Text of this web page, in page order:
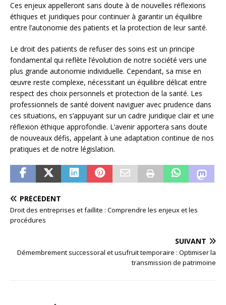
Ces enjeux appelleront sans doute à de nouvelles réflexions
éthiques et juridiques pour continuer à garantir un équilibre
entre l’autonomie des patients et la protection de leur santé.
Le droit des patients de refuser des soins est un principe
fondamental qui reflète l’évolution de notre société vers une
plus grande autonomie individuelle. Cependant, sa mise en
œuvre reste complexe, nécessitant un équilibre délicat entre
respect des choix personnels et protection de la santé. Les
professionnels de santé doivent naviguer avec prudence dans
ces situations, en s’appuyant sur un cadre juridique clair et une
réflexion éthique approfondie. L’avenir apportera sans doute
de nouveaux défis, appelant à une adaptation continue de nos
pratiques et de notre législation.
PRÉCÉDENT
Droit des entreprises et faillite : Comprendre les enjeux et les
procédures
SUIVANT
Démembrement successoral et usufruit temporaire : Optimiser la
transmission de patrimoine